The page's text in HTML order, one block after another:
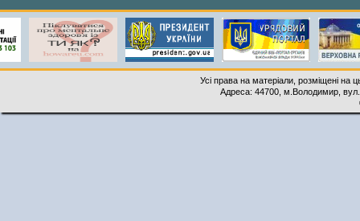
Усі права на матеріали, розміщені на
Адреса: 44700, м.Володимир,